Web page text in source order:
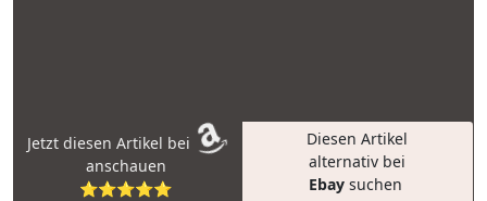
Jetzt diesen Artikel bei
anschauen
⭐⭐⭐⭐⭐
Diesen Artikel
alternativ bei
Ebay suchen